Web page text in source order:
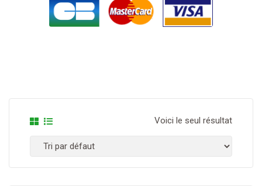
Voici le seul résultat